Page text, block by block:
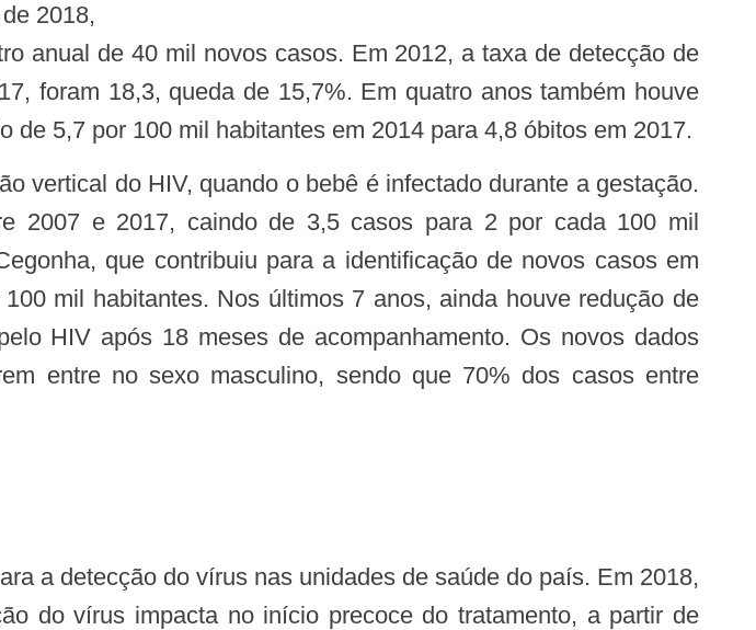
anual de 40 mil novos casos. Em 2012, a taxa de detecção de
foram 18,3, queda de 15,7%. Em quatro anos também houve
5,7 por 100 mil habitantes em 2014 para 4,8 óbitos em 2017.
2007 e 2017, caindo de 3,5 casos para 2 por cada 100 mil
que contribuiu para a identificação de novos casos em
mil habitantes. Nos últimos 7 anos, ainda houve redução de
HIV após 18 meses de acompanhamento. Os novos dados
entre no sexo masculino, sendo que 70% dos casos entre
do vírus impacta no início precoce do tratamento, a partir de